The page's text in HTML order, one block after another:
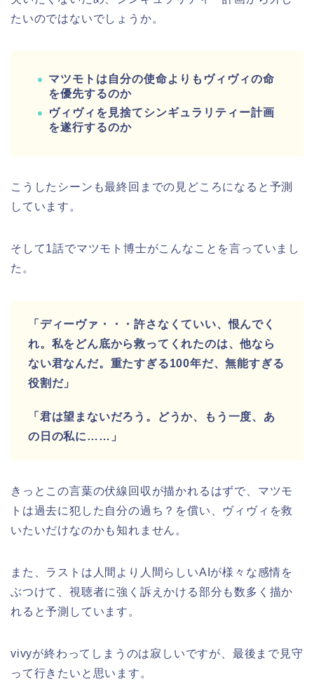
たいのではないでしょうか。
マツモトは 自分の使命よりもヴィヴィの命
を優先するのか
ヴィヴィを見捨てシンギュラリティー計画
を遂行するのか
こうしたシーンも最終回までの見どころになると予測
しています。
そして1話でマツモト博士がこんなことを言っていまし
た。
「ディーヴァ・・・許さなくていい、恨んでく
れ。私をどん底から救ってくれたのは、他なら
ない君なんだ。重たすぎる100年だ、無能すぎる
役割だ」
「君は望まないだろう。どうか、もう一度、あ
の日の私に……」
きっとこの言葉の伏線回収が描かれるはずで、 マツモ
トは過去に犯した自分の過ち？を償い、ヴィヴィを救
いたいだけなのかも知れません。
また、ラストは人間より人間らしいAIが様々な感情を
ぶつけて、視聴者に強く訴えかける部分も数多く描か
れると予測しています。
vivyが終わってしまうのは寂しいですが、最後まで見守
って行きたいと思います。